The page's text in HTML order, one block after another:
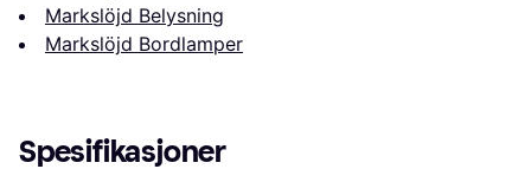
Markslöjd Belysning
Markslöjd Bordlamper
Spesifikasjoner